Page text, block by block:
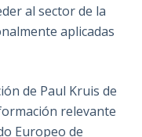
al sector de la
aplicadas
de Paul Kruis de
relevante
Europeo de